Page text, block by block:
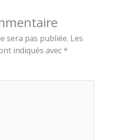
sera pas publiée. Les
indiqués avec *